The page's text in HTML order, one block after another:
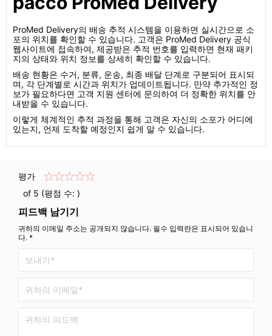
ProMed Delivery의 배송 추적 시스템을 이용하면 실시간으로 소
포의 위치를 확인할 수 있습니다. 고객은 ProMed Delivery 공식
웹사이트에 접속하여, 제공받은 추적 번호를 입력하면 현재 패키
지의 상태와 위치 정보를 상세히 확인할 수 있습니다.
배송 현황은 수거, 분류, 운송, 최종 배달 단계로 구분되어 표시되
며, 각 단계별로 시간과 위치가 업데이트됩니다. 만약 추가적인 정
보가 필요하다면 고객 지원 센터에 문의하여 더 정확한 위치를 안
내받을 수 있습니다.
이렇게 체계적인 추적 과정을 통해 고객은 자신의 소포가 어디에
있는지, 언제 도착할 예정인지 쉽게 알 수 있습니다.
평가
of 5 (평점 수: )
피드백 남기기
귀하의 이메일 주소는 공개되지 않습니다. 필수 입력란은 표시되어 있습니
다. *